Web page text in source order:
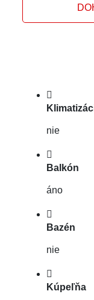
nie
Balkón
áno
Bazén
nie
Kúpeľňa